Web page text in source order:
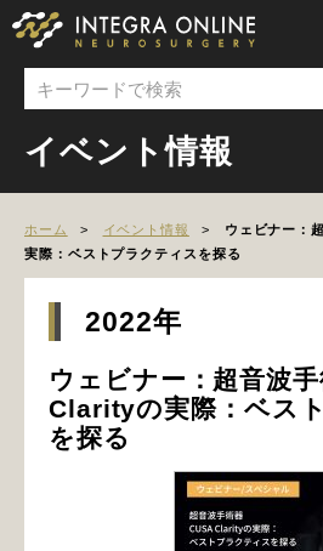
イベント情報
ホーム イベント情報
ウェビナー：
実際：ベストプラクティスを探る
2022年
ウェビナー：超音波
Clarityの実際：ベス
を探る